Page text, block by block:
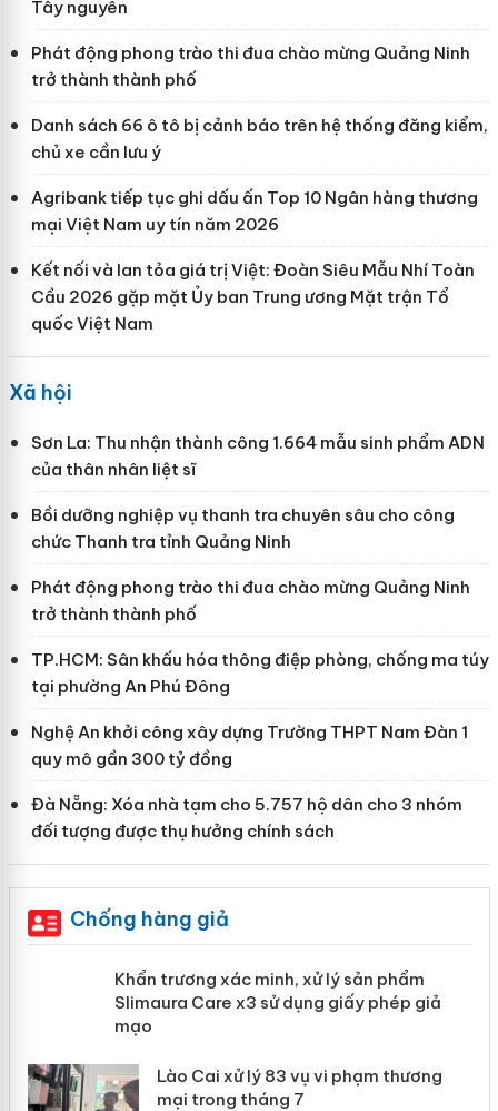
Tây nguyên
Phát động phong trào thi đua chào mừng Quảng Ninh
trở thành thành phố
Danh sách 66 ô tô bị cảnh báo trên hệ thống đăng kiểm,
chủ xe cần lưu ý
Agribank tiếp tục ghi dấu ấn Top 10 Ngân hàng thương
mại Việt Nam uy tín năm 2026
Kết nối và lan tỏa giá trị Việt: Đoàn Siêu Mẫu Nhí Toàn
Cầu 2026 gặp mặt Ủy ban Trung ương Mặt trận Tổ
quốc Việt Nam
Xã hội
Sơn La: Thu nhận thành công 1.664 mẫu sinh phẩm ADN
của thân nhân liệt sĩ
Bồi dưỡng nghiệp vụ thanh tra chuyên sâu cho công
chức Thanh tra tỉnh Quảng Ninh
Phát động phong trào thi đua chào mừng Quảng Ninh
trở thành thành phố
TP.HCM: Sân khấu hóa thông điệp phòng, chống ma túy
tại phường An Phú Đông
Nghệ An khởi công xây dựng Trường THPT Nam Đàn 1
quy mô gần 300 tỷ đồng
Đà Nẵng: Xóa nhà tạm cho 5.757 hộ dân cho 3 nhóm
đối tượng được thụ hưởng chính sách
Chống hàng giả
Khẩn trương xác minh, xử lý sản phẩm
Slimaura Care x3 sử dụng giấy phép giả
mạo
Lào Cai xử lý 83 vụ vi phạm thương
mại trong tháng 7